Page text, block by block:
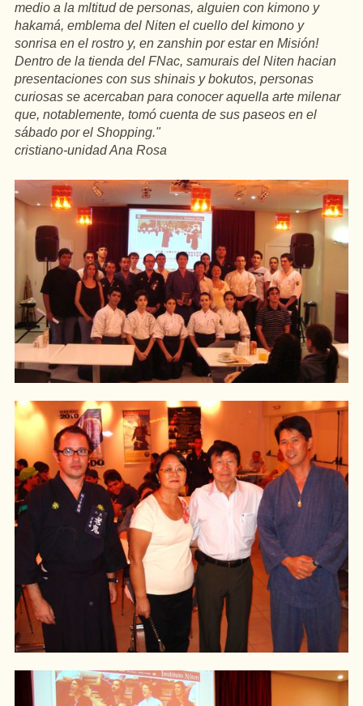
medio a la mltitudde personas, alguien con kimono y
hakamá, emblema del Niten el cuello del kimono y
sonrisa en el rostro y, en zanshin por estaren Misión!
Dentro de la tienda del FNac, samurais del Niten hacian
presentaciones con sus shinais ybokutos, personas
curiosas se acercaban para conocer aquella arte milenar
que, notablemente, tomó cuenta de sus paseos en el
sábado por el Shopping."
cristiano-unidadAna Rosa